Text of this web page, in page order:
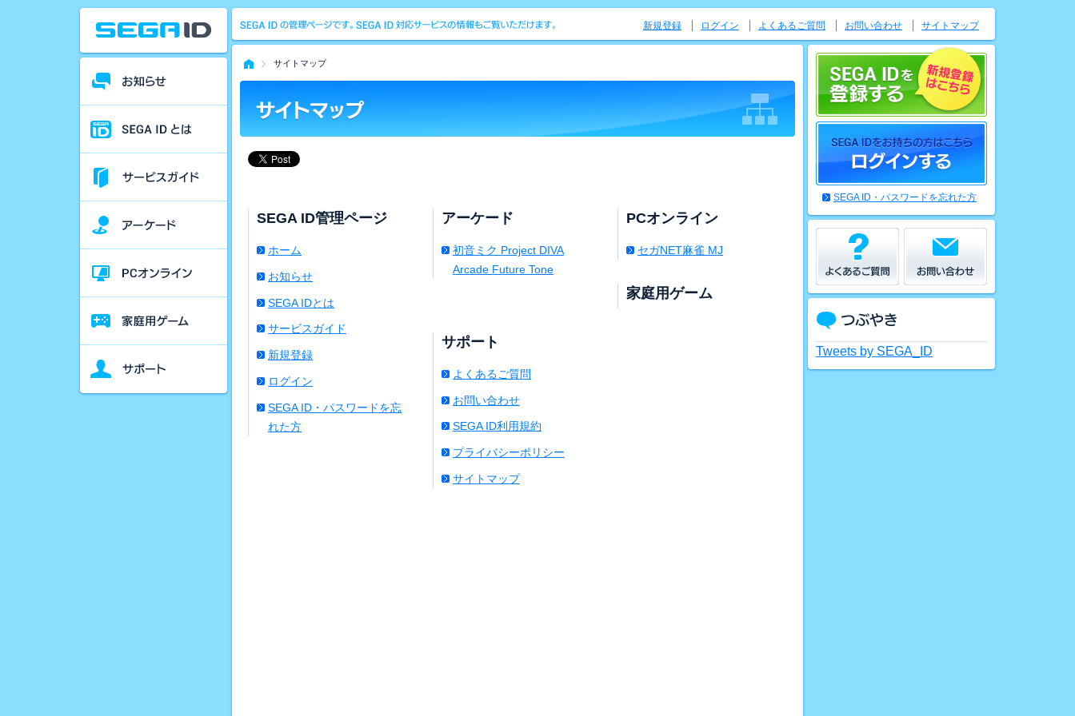
サイトマップ
SEGA ID管理ページ
ホーム
お知らせ
SEGA IDとは
サービスガイド
新規登録
ログイン
SEGA ID・パスワードを忘
れた方
アーケード
初音ミク Project DIVA
Arcade Future Tone
PCオンライン
セガNET麻雀 MJ
家庭用ゲーム
サポート
よくあるご質問
お問い合わせ
SEGA ID利用規約
プライバシーポリシー
サイトマップ
SEGA ID・パスワードを忘れた方
Tweets by SEGA_ID
新規登録 ログイン よくあるご質問 お問い合わせ サイトマップ